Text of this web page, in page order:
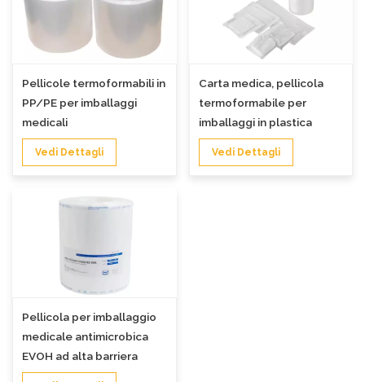
Pellicole termoformabili in
PP/PE per imballaggi
medicali
Vedi Dettagli
Carta medica, pellicola
termoformabile per
imballaggi in plastica
Vedi Dettagli
Pellicola per imballaggio
medicale antimicrobica
EVOH ad alta barriera